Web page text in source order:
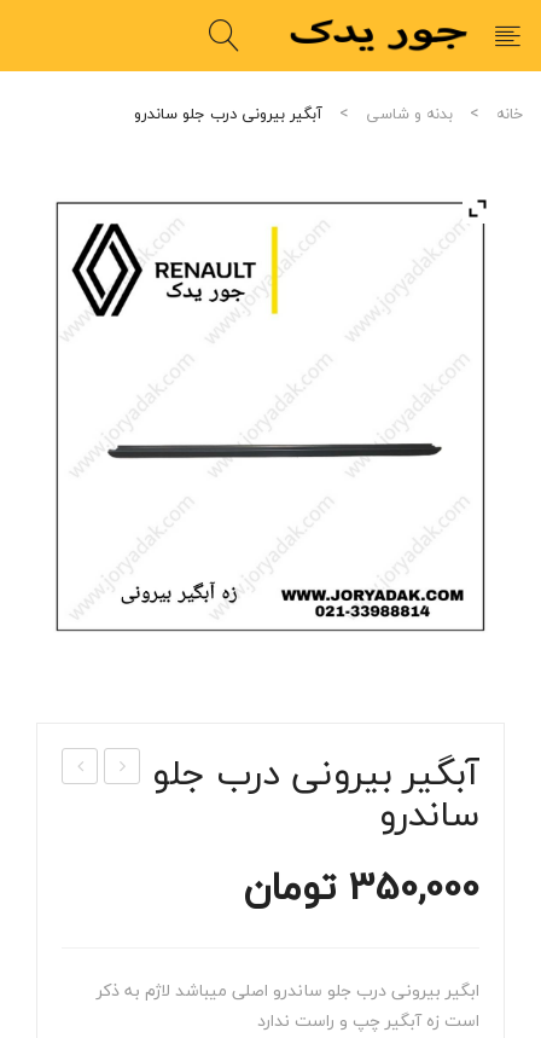
خانه بدنه و شاسی آبگیر بیرونی درب جلو ساندرو
سان
آبگیر بیرونی درب جلو
ساندرو
350,000تومان
ابگیر بیرونی درب جلو ساندرو اصلی میباشد لاژم به ذکر
است زه آبگیر چپ و راست ندارد